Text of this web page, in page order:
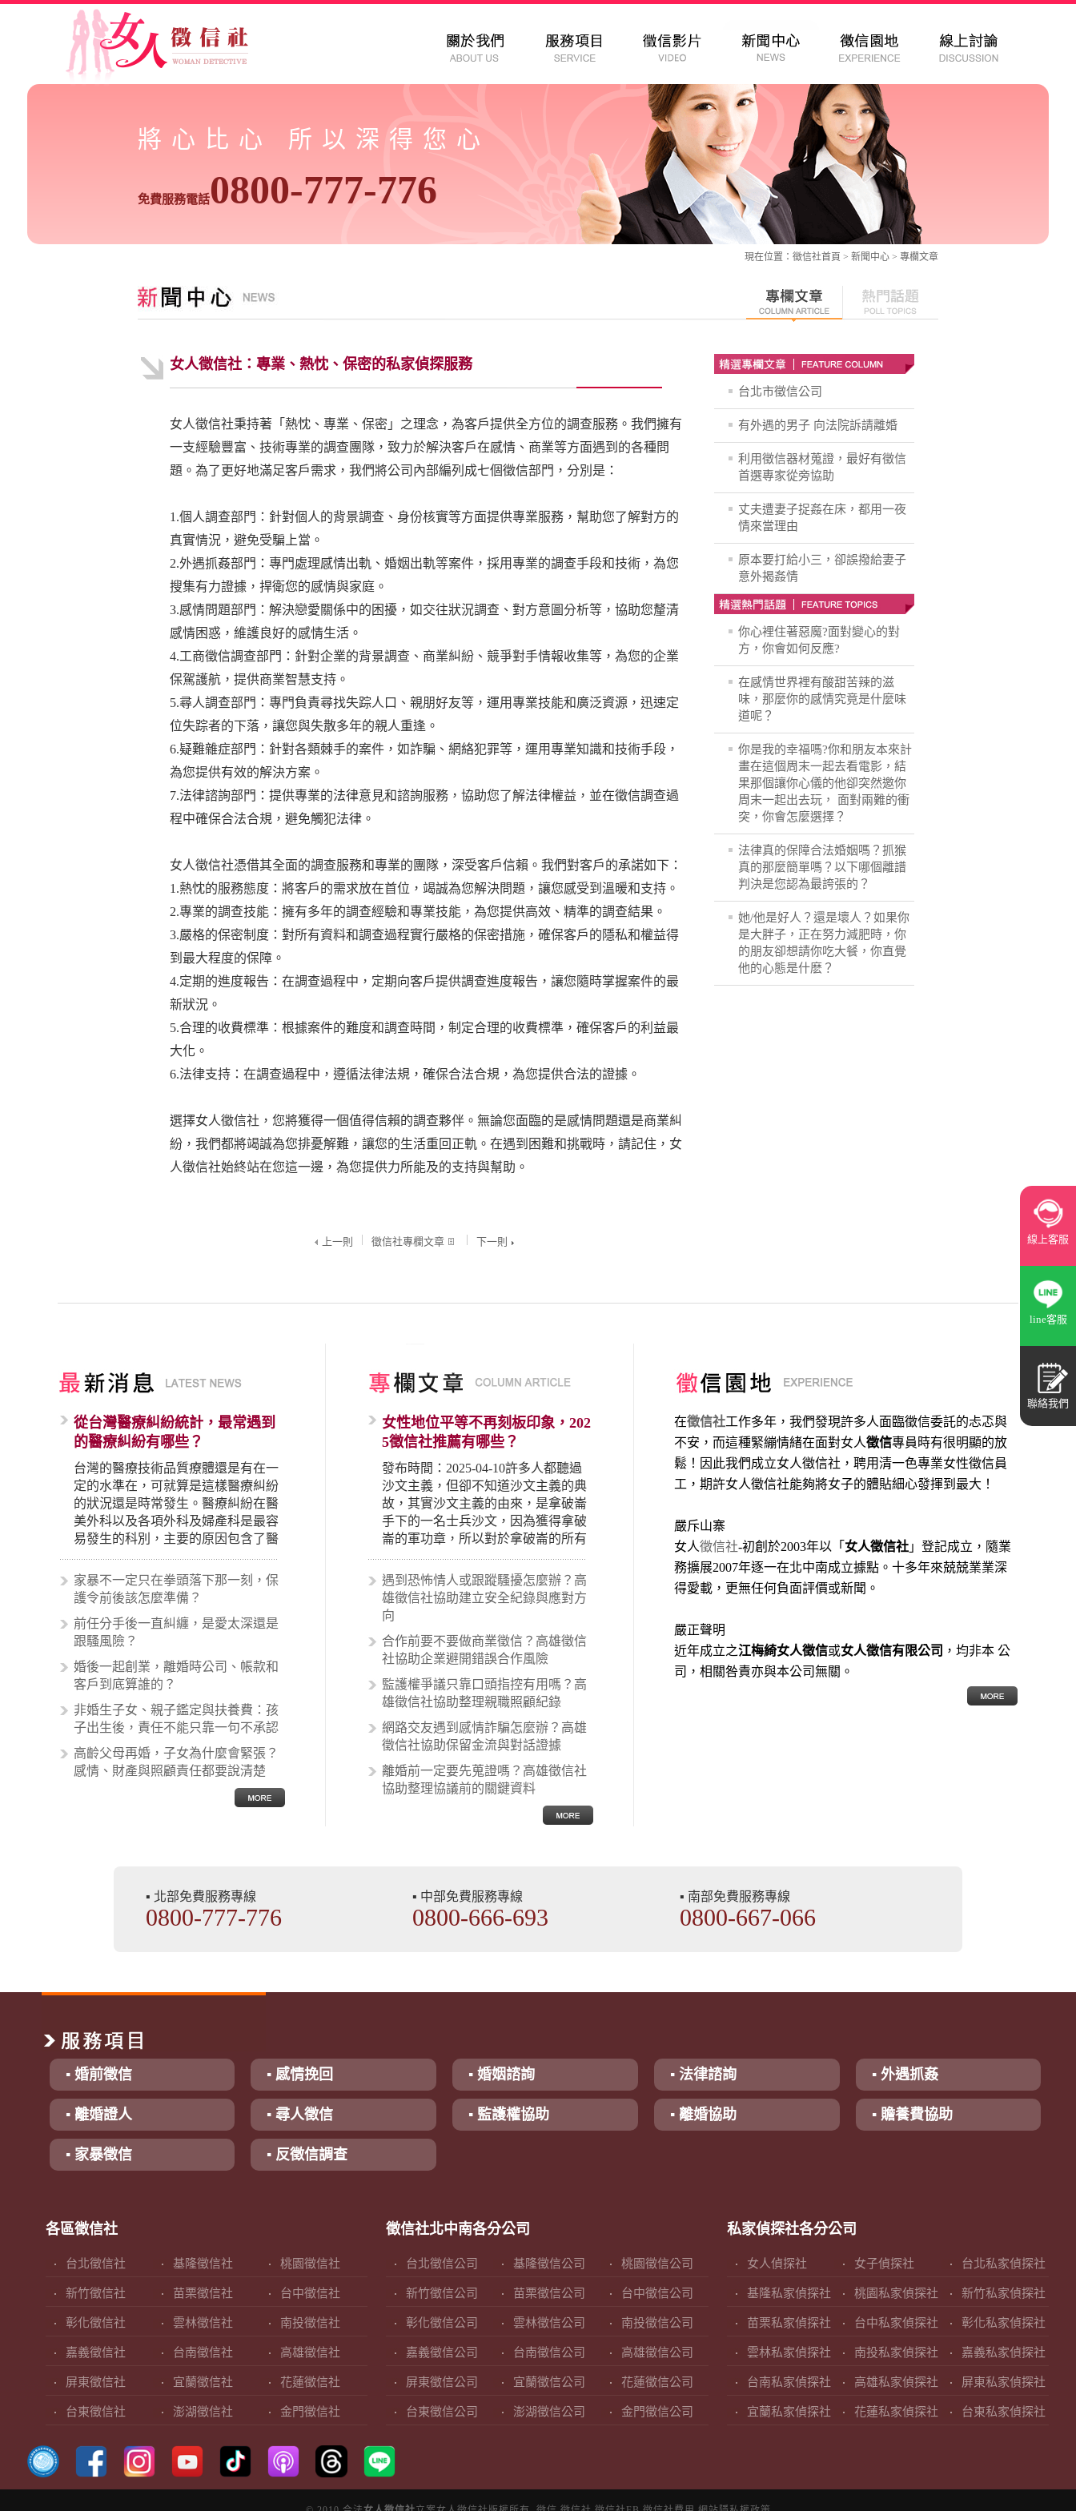
將心比心 所以深得您心
免費服務電話0800-777-776
線上客服
line客服
聯絡我們
現在位置： 徵信社首頁 > 新聞中心 > 專欄文章
女人徵信社：專業、熱忱、保密的私家偵探服務
女人徵信社秉持著「熱忱、專業、保密」之理念，為客戶提供全方位的調查服務。我們擁有
一支經驗豐富、技術專業的調查團隊，致力於解決客戶在感情、商業等方面遇到的各種問
題。為了更好地滿足客戶需求，我們將公司內部編列成七個徵信部門，分別是：
1.個人調查部門：針對個人的背景調查、身份核實等方面提供專業服務，幫助您了解對方的
真實情況，避免受騙上當。
2.外遇抓姦部門：專門處理感情出軌、婚姻出軌等案件，採用專業的調查手段和技術，為您
搜集有力證據，捍衛您的感情與家庭。
3.感情問題部門：解決戀愛關係中的困擾，如交往狀況調查、對方意圖分析等，協助您釐清
感情困惑，維護良好的感情生活。
4.工商徵信調查部門：針對企業的背景調查、商業糾紛、競爭對手情報收集等，為您的企業
保駕護航，提供商業智慧支持。
5.尋人調查部門：專門負責尋找失踪人口、親朋好友等，運用專業技能和廣泛資源，迅速定
位失踪者的下落，讓您與失散多年的親人重逢。
6.疑難雜症部門：針對各類棘手的案件，如詐騙、網絡犯罪等，運用專業知識和技術手段，
為您提供有效的解決方案。
7.法律諮詢部門：提供專業的法律意見和諮詢服務，協助您了解法律權益，並在徵信調查過
程中確保合法合規，避免觸犯法律。
女人徵信社憑借其全面的調查服務和專業的團隊，深受客戶信賴。我們對客戶的承諾如下：
1.熱忱的服務態度：將客戶的需求放在首位，竭誠為您解決問題，讓您感受到溫暖和支持。
2.專業的調查技能：擁有多年的調查經驗和專業技能，為您提供高效、精準的調查結果。
3.嚴格的保密制度：對所有資料和調查過程實行嚴格的保密措施，確保客戶的隱私和權益得
到最大程度的保障。
4.定期的進度報告：在調查過程中，定期向客戶提供調查進度報告，讓您隨時掌握案件的最
新狀況。
5.合理的收費標準：根據案件的難度和調查時間，制定合理的收費標準，確保客戶的利益最
大化。
6.法律支持：在調查過程中，遵循法律法規，確保合法合規，為您提供合法的證據。
選擇女人徵信社，您將獲得一個值得信賴的調查夥伴。無論您面臨的是感情問題還是商業糾
紛，我們都將竭誠為您排憂解難，讓您的生活重回正軌。在遇到困難和挑戰時，請記住，女
人徵信社始終站在您這一邊，為您提供力所能及的支持與幫助。
上一則 徵信社專欄文章 下一則
台北市徵信公司
有外遇的男子 向法院訴請離婚
利用徵信器材蒐證，最好有徵信
首選專家從旁協助
丈夫遭妻子捉姦在床，都用一夜
情來當理由
原本要打給小三，卻誤撥給妻子
意外揭姦情
你心裡住著惡魔?面對變心的對
方，你會如何反應?
在感情世界裡有酸甜苦辣的滋
味，那麼你的感情究竟是什麼味
道呢？
你是我的幸福嗎?你和朋友本來計
畫在這個周末一起去看電影，結
果那個讓你心儀的他卻突然邀你
周末一起出去玩， 面對兩難的衝
突，你會怎麼選擇？
法律真的保障合法婚姻嗎？抓猴
真的那麼簡單嗎？以下哪個離譜
判決是您認為最誇張的？
她/他是好人？還是壞人？如果你
是大胖子，正在努力減肥時，你
的朋友卻想請你吃大餐，你直覺
他的心態是什麽？
從台灣醫療糾紛統計，最常遇到
的醫療糾紛有哪些？
台灣的醫療技術品質療體還是有在一
定的水準在，可就算是這樣醫療糾紛
的狀況還是時常發生。醫療糾紛在醫
美外科以及各項外科及婦產科是最容
易發生的科別，主要的原因包含了醫
生未盡告知義務、醫療處置疏失、手
術疏失、術後照顧失當、醫療費用的
收取。雖然醫學進步，但醫生與病患
案例中最後都走向訴訟流程，我們如
果不幸遇到相關醫療糾紛時究竟該怎
麼處理呢？醫療糾紛相關的內容其實
非常多，有些案例…
家暴不一定只在拳頭落下那一刻，保
護令前後該怎麼準備？
前任分手後一直糾纏，是愛太深還是
跟騷風險？
婚後一起創業，離婚時公司、帳款和
客戶到底算誰的？
非婚生子女、親子鑑定與扶養費：孩
子出生後，責任不能只靠一句不承認
高齡父母再婚，子女為什麼會緊張？
感情、財產與照顧責任都要說清楚
女性地位平等不再刻板印象，202
5徵信社推薦有哪些？
發布時間：2025-04-10許多人都聽過
沙文主義，但卻不知道沙文主義的典
故，其實沙文主義的由來，是拿破崙
手下的一名士兵沙文，因為獲得拿破
崙的軍功章，所以對於拿破崙的所有
事蹟和政策產生狂熱崇拜，形成偏執
的狀況，所以沙文主義後來就被拿來
暗指偏見和歧視，而且有沙文主義傾
向的人，通常對於自己的國家和民族
國家的人，所以沙文主義也廣泛應用
在種族歧視的說法，甚至還出現了男
性沙文…
遇到恐怖情人或跟蹤騷擾怎麼辦？高
雄徵信社協助建立安全紀錄與應對方
向
合作前要不要做商業徵信？高雄徵信
社協助企業避開錯誤合作風險
監護權爭議只靠口頭指控有用嗎？高
雄徵信社協助整理親職照顧紀錄
網路交友遇到感情詐騙怎麼辦？高雄
徵信社協助保留金流與對話證據
離婚前一定要先蒐證嗎？高雄徵信社
協助整理協議前的關鍵資料
在徵信社工作多年，我們發現許多人面臨徵信委託的忐忑與
不安，而這種緊繃情緒在面對女人徵信專員時有很明顯的放
鬆！因此我們成立女人徵信社，聘用清一色專業女性徵信員
工，期許女人徵信社能夠將女子的體貼細心發揮到最大 ！
嚴斥山寨
女人徵信社-初創於2003年以「 女人徵信社 」登記成立，隨業
務擴展2007年逐一在北中南成立據點。十多年來兢兢業業深
得愛載，更無任何負面評價或新聞。
嚴正聲明
近年成立之江梅綺女人徵信或女人徵信有限公司 ，均非本 公
司，相關咎責亦與本公司無關。
▪ 北部免費服務專線
0800-777-776
▪ 中部免費服務專線
0800-666-693
▪ 南部免費服務專線
0800-667-066
▪ 婚前徵信 ▪ 感情挽回 ▪ 婚姻諮詢 ▪ 法律諮詢 ▪ 外遇抓姦
▪ 離婚證人 ▪ 尋人徵信 ▪ 監護權協助 ▪ 離婚協助 ▪ 贍養費協助
▪ 家暴徵信 ▪ 反徵信調查
各區徵信社
台北徵信社 基隆徵信社 桃園徵信社
新竹徵信社 苗栗徵信社 台中徵信社
彰化徵信社 雲林徵信社 南投徵信社
嘉義徵信社 台南徵信社 高雄徵信社
屏東徵信社 宜蘭徵信社 花蓮徵信社
台東徵信社 澎湖徵信社 金門徵信社
徵信社北中南各分公司
台北徵信公司 基隆徵信公司 桃園徵信公司
新竹徵信公司 苗栗徵信公司 台中徵信公司
彰化徵信公司 雲林徵信公司 南投徵信公司
嘉義徵信公司 台南徵信公司 高雄徵信公司
屏東徵信公司 宜蘭徵信公司 花蓮徵信公司
台東徵信公司 澎湖徵信公司 金門徵信公司
私家偵探社各分公司
女人偵探社 女子偵探社 台北私家偵探社
基隆私家偵探社 桃園私家偵探社 新竹私家偵探社
苗栗私家偵探社 台中私家偵探社 彰化私家偵探社
雲林私家偵探社 南投私家偵探社 嘉義私家偵探社
台南私家偵探社 高雄私家偵探社 屏東私家偵探社
宜蘭私家偵探社 花蓮私家偵探社 台東私家偵探社